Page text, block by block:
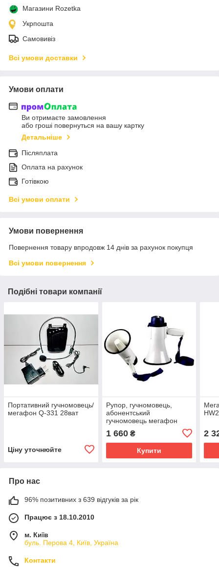
Магазини Rozetka
Укрпошта
Самовивіз
Всі умови доставки
Умови оплати
Ви отримаєте замовлення
або гроші повернуться на вашу картку
Детальніше
Післяплата
Оплата на рахунок
Готівкою
Всі умови оплати
Умови повернення
Повернення товару впродовж 14 днів за рахунок покупця
Всі умови повернення
Подібні товари компанії
Портативний гучномовець/
мегафон Q-331 28ват
Ціну уточнюйте
Рупор, гучномовець,
абонентський
гучномовець мегафон
голосу
1 660₴
Купити
2
Про нас
96% позитивних з 639 відгуків за рік
Працює з 18.10.2010
м. Київ
буль. Перова 4, Київ, Україна
Контакти